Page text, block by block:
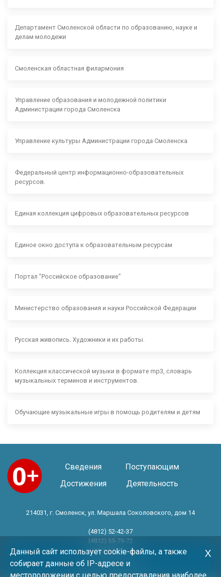
Департамент Смоленской области по образованию, науке и
делам молодежи
Смоленская областная филармония
Управление образования и молодежной политики
Администрации города Смоленска
Управление культуры Администрации города Смоленска
Федеральный центр информационно-образовательных
ресурсов.
Единая коллекция цифровых образовательных ресурсов
Единое окно доступа к образовательным ресурсам
Портал "Российское образование"
Министерство образования и науки Российской Федерации
Русская живопись. Художники и их работы.
Коллекция классической музыки в формате mp3, словарь
музыкальных терминов и инструментов.
Обучающие музыкальные игры в помощь родителям и детям
Сведения
Поступающим
Достижения
Деятельность
214031, г. Смоленск, ул. Маршала Соколовского, дом 14
(4812) 52-42-37
(4812) 55-79-72
(4812) 30-06-11
Год основания 1983 год
Данный сайт использует cookie-файлы, а также
собирает данные об IP-адресе и
Х